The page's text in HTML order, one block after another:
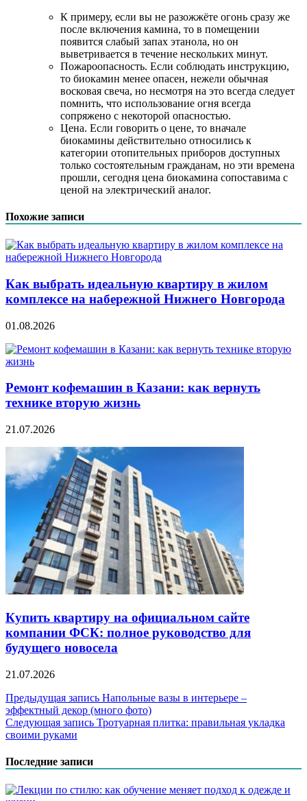
К примеру, если вы не разожжёте огонь сразу же
после включения камина, то в помещении
появится слабый запах этанола, но он
выветривается в течение нескольких минут.
Пожароопасность. Если соблюдать инструкцию,
то биокамин менее опасен, нежели обычная
восковая свеча, но несмотря на это всегда следует
помнить, что использование огня всегда
сопряжено с некоторой опасностью.
Цена. Если говорить о цене, то вначале
биокамины действительно относились к
категории отопительных приборов доступных
только состоятельным гражданам, но эти времена
прошли, сегодня цена биокамина сопоставима с
ценой на электрический аналог.
Похожие записи
Как выбрать идеальную квартиру в жилом
комплексе на набережной Нижнего Новгорода
01.08.2026
Ремонт кофемашин в Казани: как вернуть
технике вторую жизнь
21.07.2026
Купить квартиру на официальном сайте
компании ФСК: полное руководство для
будущего новосела
21.07.2026
Навигация
по
записям
Предыдущая запись Напольные вазы в интерьере –
эффектный декор (много фото)
Следующая запись Тротуарная плитка: правильная укладка
своими руками
Последние записи